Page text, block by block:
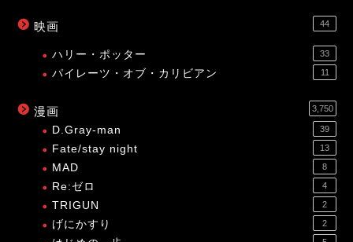
映画 44
ハリー・ポッター 33
パイレーツ・オブ・カリビアン 11
漫画 3,750
D.Gray-man 39
Fate/stay night 13
MAD 8
Re:ゼロ 4
TRIGUN 2
げにかすり 2